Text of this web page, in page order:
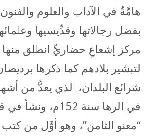
هامَّةٌ في الآداب والعلوم والفنون
بفضل رجالاتها وقدِّيسيها
مركز إشعاعٍ حضاريٍّ انطلق منها
لتبشير بلادهم كما ذكرها
شرائع البلدان، الذي يعدُّ من
في الرها سنة 152م،
“معنو الثامن”، وهو أوَّل من